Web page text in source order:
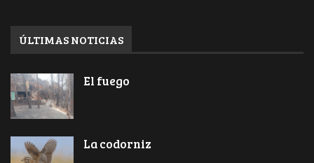
ÚLTIMAS NOTICIAS
El fuego
La codorniz